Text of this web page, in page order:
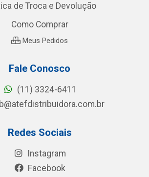
de Troca e Devolução
Como Comprar
Meus Pedidos
Fale Conosco
(11) 3324-6411
Redes Sociais
Instagram
Facebook